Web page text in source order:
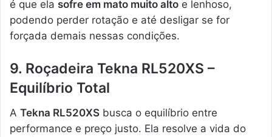
é que ela sofre em mato muito alto e lenhoso,
podendo perder rotação e até desligar se for
forçada demais nessas condições.
9. Roçadeira Tekna RL520XS –
Equilíbrio Total
A Tekna RL520XS busca o equilíbrio entre
performance e preço justo. Ela resolve a vida do